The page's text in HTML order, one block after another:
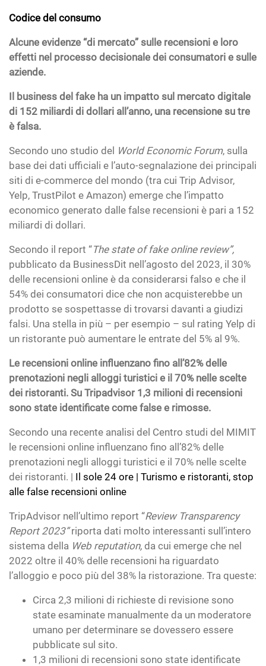
Codice del consumo
Alcune evidenze “di mercato” sulle recensioni e loro
effetti nel processo decisionale dei consumatori e sulle
aziende.
Il business del fake ha un impatto sul mercato digitale
di 152 miliardi di dollari all’anno, una recensione su tre
è falsa.
Secondo uno studio del World Economic Forum, sulla
base dei dati ufficiali e l’auto-segnalazione dei principali
siti di e-commerce del mondo (tra cui Trip Advisor,
Yelp, TrustPilot e Amazon) emerge che l’impatto
economico generato dalle false recensioni è pari a 152
miliardi di dollari.
Secondo il report “The state of fake online review”,
pubblicato da BusinessDit nell’agosto del 2023, il 30%
delle recensioni online è da considerarsi falso e che il
54% dei consumatori dice che non acquisterebbe un
prodotto se sospettasse di trovarsi davanti a giudizi
falsi. Una stella in più – per esempio – sul rating Yelp di
un ristorante può aumentare le entrate del 5% al 9%.
Le recensioni online influenzano fino all’82% delle
prenotazioni negli alloggi turistici e il 70% nelle scelte
dei ristoranti. Su Tripadvisor 1,3 milioni di recensioni
sono state identificate come false e rimosse.
Secondo una recente analisi del Centro studi del MIMIT
le recensioni online influenzano fino all’82% delle
prenotazioni negli alloggi turistici e il 70% nelle scelte
dei ristoranti. | Il sole 24 ore | Turismo e ristoranti, stop
alle false recensioni online
TripAdvisor nell’ultimo report “Review Transparency
Report 2023”riporta dati molto interessanti sull’intero
sistema della Web reputation, da cui emerge che nel
2022 oltre il 40% delle recensioni ha riguardato
l’alloggio e poco più del 38% la ristorazione. Tra queste:
Circa 2,3 milioni di richieste di revisione sono
state esaminate manualmente da un moderatore
umano per determinare se dovessero essere
pubblicate sul sito.
1,3 milioni di recensioni sono state identificate